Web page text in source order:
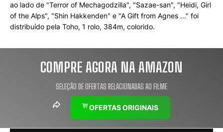
ao lado de "Terror of Mechagodzilla", "Sazae-san", "Heidi, Girl
of the Alps", "Shin Hakkenden" e "A Gift from Agnes ..." foi
distribuído pela Toho, 1 rolo, 384m, colorido.
COMPRE AGORA NA AMAZON
SELEÇÃO DE OFERTAS RELACIONADAS AO FILME
OFERTAS ORIGINAIS